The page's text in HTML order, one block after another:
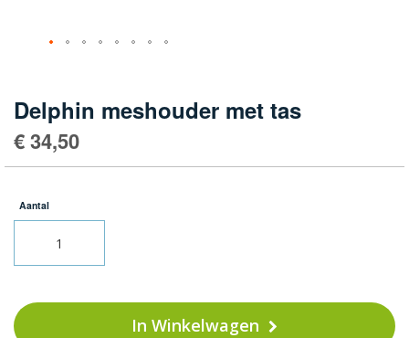
het
begin
van
Delphin meshouder met tas
€ 34,50
Aantal
In Winkelwagen